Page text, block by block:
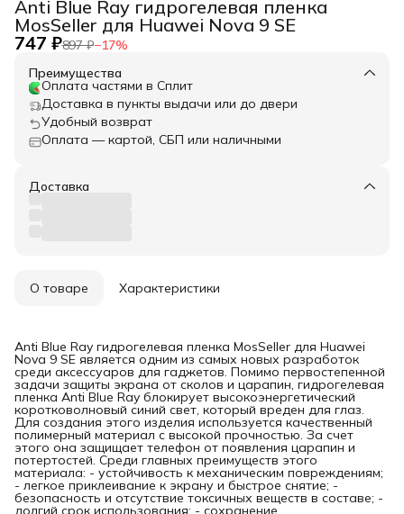
Anti Blue Ray гидрогелевая пленка
MosSeller для Huawei Nova 9 SE
747 ₽897 ₽−17%
Преимущества
Оплата частями в Сплит
Доставка в пункты выдачи или до двери
Удобный возврат
Оплата — картой, СБП или наличными
Доставка
О товаре Характеристики
Anti Blue Ray гидрогелевая пленка MosSeller для Huawei
Nova 9 SE является одним из самых новых разработок
среди аксессуаров для гаджетов. Помимо первостепенной
задачи защиты экрана от сколов и царапин, гидрогелевая
пленка Anti Blue Ray блокирует высокоэнергетический
коротковолновый синий свет, который вреден для глаз.
Для создания этого изделия используется качественный
полимерный материал с высокой прочностью. За счет
этого она защищает телефон от появления царапин и
потертостей. Среди главных преимуществ этого
материала: - устойчивость к механическим повреждениям;
- легкое приклеивание к экрану и быстрое снятие; -
безопасность и отсутствие токсичных веществ в составе; -
долгий срок использования; - сохранение